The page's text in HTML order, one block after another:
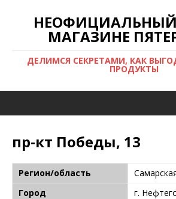
МАГАЗИНЕ
ДЕЛИМСЯ СЕКРЕТАМИ, КАК
ПРОДУКТЫ
пр-кт Победы, 13
Регион/область
Город
г.